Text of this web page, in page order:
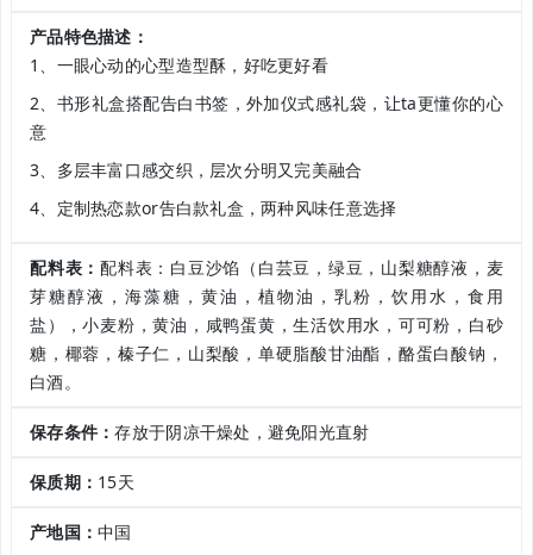
产品特色描述：
1、一眼心动的心型造型酥，好吃更好看
2、书形礼盒搭配告白书签，外加仪式感礼袋，让ta更懂你的心
意
3、多层丰富口感交织，层次分明又完美融合
4、定制热恋款or告白款礼盒，两种风味任意选择
配料表：配料表：白豆沙馅（白芸豆，绿豆，山梨糖醇液，麦
芽糖醇液，海藻糖，黄油，植物油，乳粉，饮用水，食用
盐），小麦粉，黄油，咸鸭蛋黄，生活饮用水，可可粉，白砂
糖，椰蓉，榛子仁，山梨酸，单硬脂酸甘油酯，酪蛋白酸钠，
白酒。
保存条件：存放于阴凉干燥处，避免阳光直射
保质期： 15天
产地国：中国